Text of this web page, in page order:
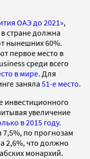
ОАЭ до 2021»,
стране должна
нынешних 60%.
первое место в
среди всего
в мире. Для
заняла 51-е место.
инвестиционного
увеличение
в 2015 году.
по прогнозам
2,6%, что должно
монархий.